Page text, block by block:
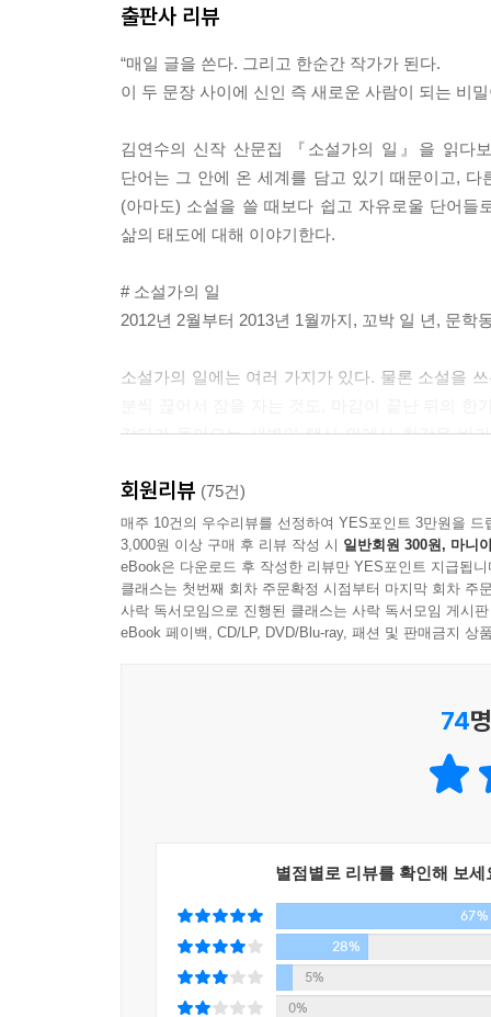
출판사 리뷰
“매일 글을 쓴다. 그리고 한순간 작가가 된다.
이 두 문장 사이에 신인 즉 새로운 사람이 되는 비
김연수의 신작 산문집 『소설가의 일』을 읽다
단어는 그 안에 온 세계를 담고 있기 때문이고,
(아마도) 소설을 쓸 때보다 쉽고 자유로울 단어
삶의 태도에 대해 이야기한다.
# 소설가의 일
2012년 2월부터 2013년 1월까지, 꼬박 일 년, 문학
소설가의 일에는 여러 가지가 있다. 물론 소설을
갔다가 돌아오는 새벽의 택시 안에서 한강을 바
작가가 밝힌 대로 책 속에는, 신년 독서 계획과
다양한 일상들이 녹아 있다. 그리고 그 “생각보다
# 창작의 비밀 = 삶의 비밀
일종의 창작론이기도 한 이 책은, 글을 쓰기 위해
처음 소설을 쓰려고 앉았을 때, 나는 무엇도 감각
그리고 이 창작의 비밀들은 우리 삶의 비밀/태도에
회원리뷰 (75건)
매주 10건의 우수리뷰를 선정하여 YES포인트 3만원을 드
3,000원 이상 구매 후 리뷰 작성 시 일반회원 300원, 마니
eBook은 다운로드 후 작성한 리뷰만 YES포인트 지급됩니
클래스는 첫번째 회차 주문확정 시점부터 마지막 회차 주
사락 독서모임으로 진행된 클래스는 사락 독서모임 게시
eBook 페이백, CD/LP, DVD/Blu-ray, 패션 및 판매금지 상
74
별점별로 리뷰를 확인해 보세
67%
28%
5%
0%